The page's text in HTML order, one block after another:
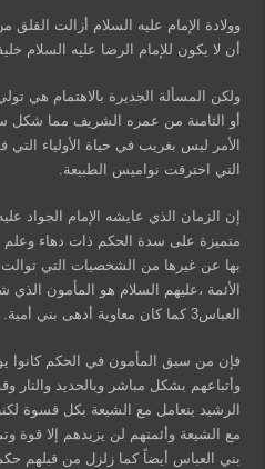
وولادة الإمام عليه السلام أزالت
أن لا يكون للإمام الرضا عليه السلام
ولكن المسألة الجديرة بالاهتمام هي
أو الثامنة من عمره الشريف مما شكل
الأمر ليس بغريب في حياة الأولياء التي
التي اخترقت نواميس الطبيعة.
إن الزمان الذي عايشه الإمام الجواد
متميزة على سدة الحكم ذات دهاء
بها عن غيرها من الشخصيات التي
الأئمة ،عليهم السلام هو المأمون الذي
العباس3 كما كان معاوية أدهى بني أمية.
فإن من سبق المأمون في الحكم كانوا
وأتباعهم بشكل مباشر وبالحديد والنار
الرشيد يتعامل مع الشيعة بكل قسوة
مع الشيعة وأئمتهم لن يزيدهم إلا
بني العباس أيضاً كما زلزل من قبلهم